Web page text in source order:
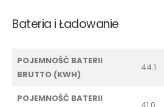
Bateria i Ładowanie
POJEMNOŚĆ BATERII
BRUTTO (KWH)
44.1
POJEMNOŚĆ BATERII
41.0